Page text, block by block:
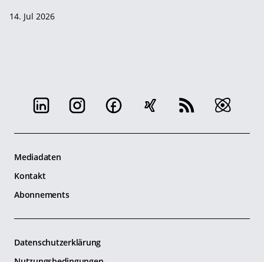
14. Jul 2026
Mediadaten
Kontakt
Abonnements
Datenschutzerklärung